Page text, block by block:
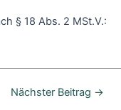
§ 18 Abs. 2 MSt.V.:
Nächster Beitrag →